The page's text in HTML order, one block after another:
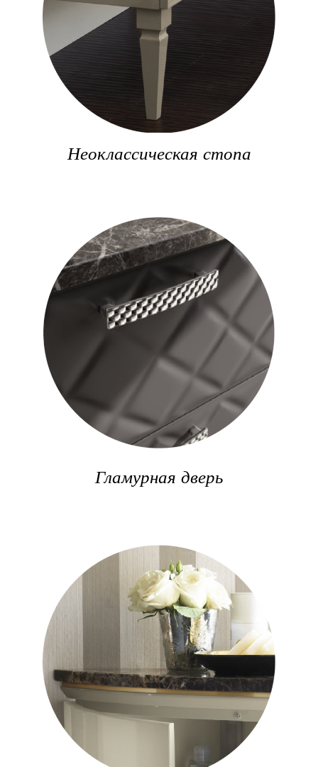
Неоклассическая стопа
Гламурная дверь